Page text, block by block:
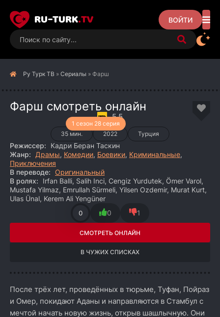
RU-TURK.TV ВОЙТИ
Ру Турк ТВ » Сериалы » Фарш
Фарш смотреть онлайн
1 сезон 28 серия
5.5
35 мин. 2022 Турция
Режиссер:
Кадри Беран Таскин
Жанр:
Драмы, Комедии, Боевики, Криминальные,
Приключения
В переводе: Оригинальный
В ролях:
Irfan Balli, Salih Inci, Cengiz Yurdutek, Ömer Varol,
Mustafa Yilmaz, Emrullah Sürmeli, Yilsen Ozdemir, Murat Kurt,
Ulas Ünal, Kerem Ali Yengüner
0 0 1
СМОТРЕТЬ ОНЛАЙН
В ЧУЖИХ СПИСКАХ
После трёх лет, проведённых в тюрьме, Туфан, Пойраз
и Омер, покидают Аданы и направляются в Стамбул с
мечтой начать новую жизнь, открыв шашлычную. Они